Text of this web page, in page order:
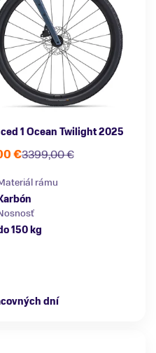
1 Ocean Twilight 2025
3399,00 €
€
rámu
150 kg
dní